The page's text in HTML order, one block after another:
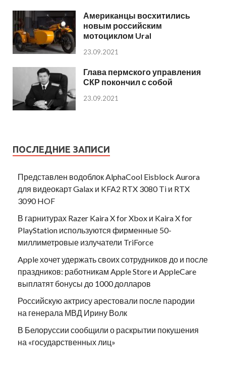
Американцы восхитились
новым российским
мотоциклом Ural
23.09.2021
Глава пермского управления
СКР покончил с собой
23.09.2021
ПОСЛЕДНИЕ ЗАПИСИ
Представлен водоблок AlphaCool Eisblock Aurora
для видеокарт Galax и KFA2 RTX 3080 Ti и RTX
3090 HOF
В гарнитурах Razer Kaira X for Xbox и Kaira X for
PlayStation используются фирменные 50-
миллиметровые излучатели TriForce
Apple хочет удержать своих сотрудников до и после
праздников: работникам Apple Store и AppleCare
выплатят бонусы до 1000 долларов
Российскую актрису арестовали после пародии
на генерала МВД Ирину Волк
В Белоруссии сообщили о раскрытии покушения
на «государственных лиц»